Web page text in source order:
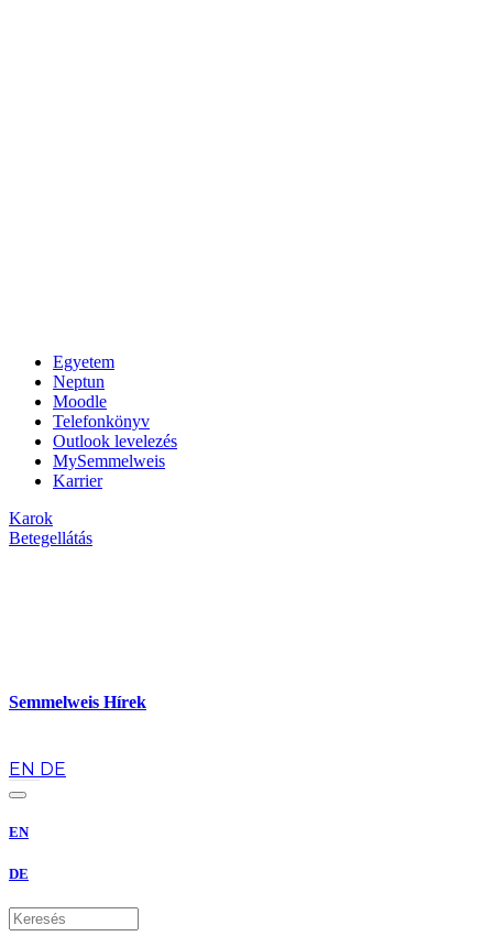
Egyetem
Neptun
Moodle
Telefonkönyv
Outlook levelezés
MySemmelweis
Karrier
Karok
Betegellátás
Semmelweis Hírek
EN DE
EN
DE